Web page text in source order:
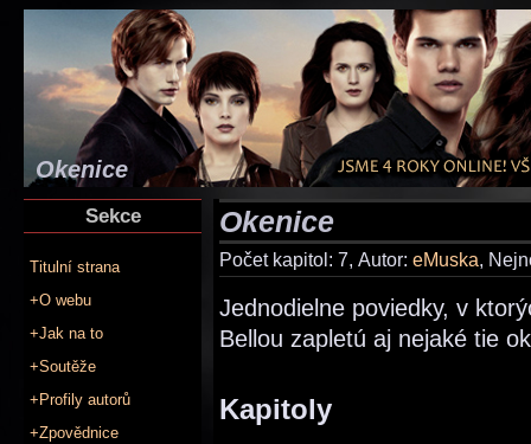
Okenice
Sekce
Titulní strana
+O webu
+Jak na to
+Soutěže
+Profily autorů
+Zpovědnice
Okenice
Počet kapitol: 7, Autor: eMuska,
Jednodielne poviedky, v
Bellou zapletú aj nejaké tie
Kapitoly